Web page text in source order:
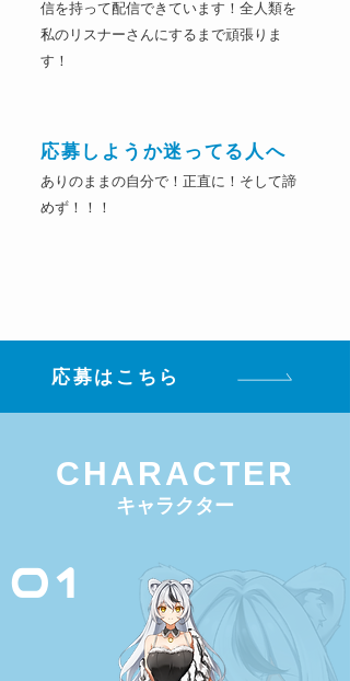
信を持って配信できています！全人類を
私のリスナーさんにするまで頑張りま
す！
応募しようか迷ってる人へ
ありのままの自分で！正直に！そして諦
めず！！！
応募はこちら
CHARACTER
キャラクター
01